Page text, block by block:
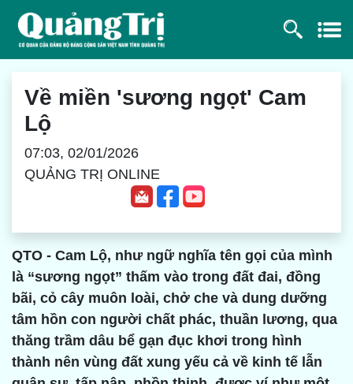
Về miền 'sương ngọt' Cam
Lộ
07:03, 02/01/2026
QUẢNG TRỊ ONLINE
QTO - Cam Lộ, như ngữ nghĩa tên gọi của mình
là “sương ngọt” thấm vào trong đất đai, đồng
bãi, cỏ cây muôn loài, chở che và dung dưỡng
tâm hồn con người chất phác, thuần lương, qua
thăng trầm dâu bể gạn đục khơi trong hình
thành nên vùng đất xung yếu cả về kinh tế lẫn